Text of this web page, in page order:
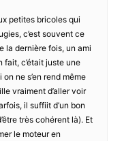
petites bricoles qui
c’est souvent ce
la dernière fois, un ami
fait, c’était juste une
ne s’en rend même
vraiment d’aller voir
il suffiit d’un bon
très cohérent là). Et
le moteur en